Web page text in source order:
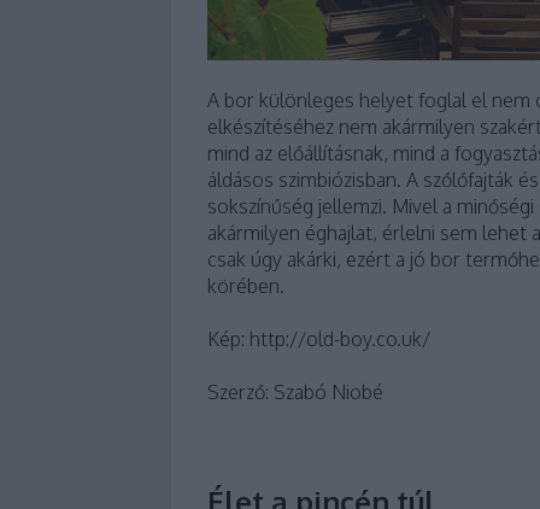
A bor különleges helyet foglal el nem
elkészítéséhez nem akármilyen
mind az előállításnak, mind a
áldásos szimbiózisban. A szőlőfajták
sokszínűség jellemzi. Mivel a
akármilyen éghajlat, érlelni sem lehet
csak úgy akárki, ezért a jó bor
körében.
Kép: http://old-boy.co.uk/
Szerző: Szabó Niobé
Élet a pincén túl